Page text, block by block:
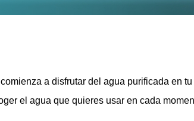
a disfrutar del agua purificada en
el agua que quieres usar en cada